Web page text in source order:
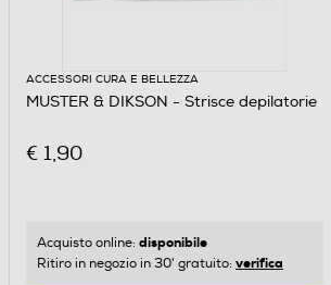
ACCESSORI CURA E BELLEZZA
MUSTER & DIKSON - Strisce depilatorie
€ 1,90
Acquisto online: disponibile
Ritiro in negozio in 30' gratuito: verifica